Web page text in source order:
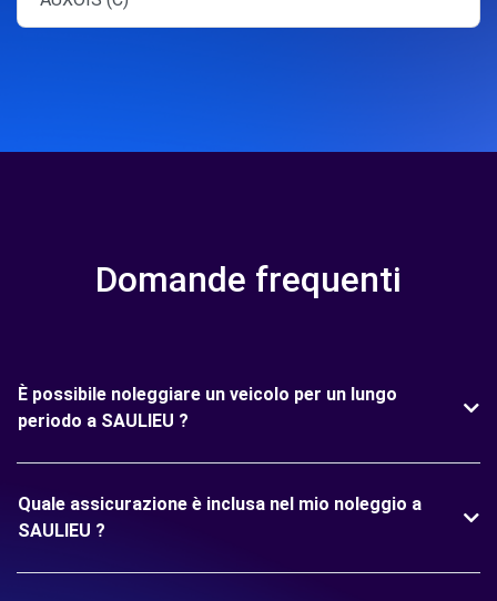
Domande frequenti
È possibile noleggiare un veicolo per un lungo
periodo a SAULIEU ?
Quale assicurazione è inclusa nel mio noleggio a
SAULIEU ?